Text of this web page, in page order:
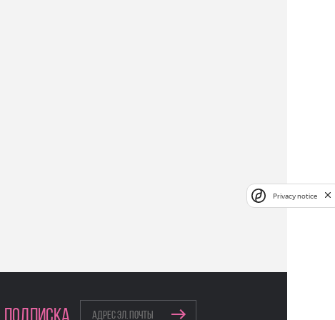
Privacy notice